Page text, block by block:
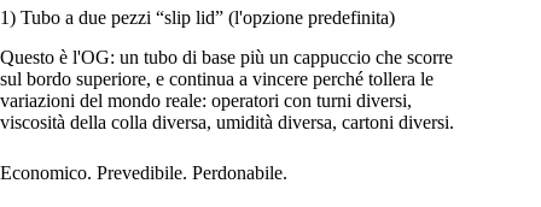
1) Tubo a due pezzi “slip lid” (l'opzione predefinita)
Questo è l'OG: un tubo di base più un cappuccio che scorre
sul bordo superiore, e continua a vincere perché tollera le
variazioni del mondo reale: operatori con turni diversi,
viscosità della colla diversa, umidità diversa, cartoni diversi.
Economico. Prevedibile. Perdonabile.